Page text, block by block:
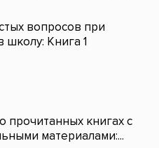
вопросов при
школу: Книга 1
прочитанных книгах с
материалами:...